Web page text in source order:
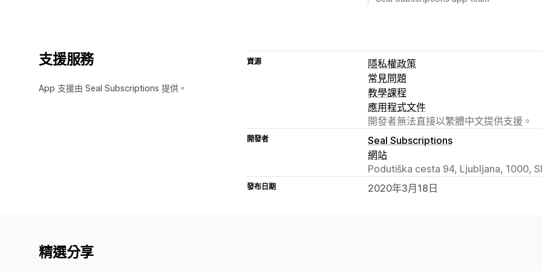
支援服務
App 支援由 Seal Subscriptions 提供。
資源
隱私權政策
常見問題
教學課程
應用程式文件
開發者無法直接以繁體中文提供支援。
開發者
Seal Subscriptions
網站
Podutiška cesta 94, Ljubljana, 1000, SI
發布日期 2020年3月18日
精選分享